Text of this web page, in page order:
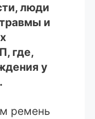
люди
и
где,
у
ремень